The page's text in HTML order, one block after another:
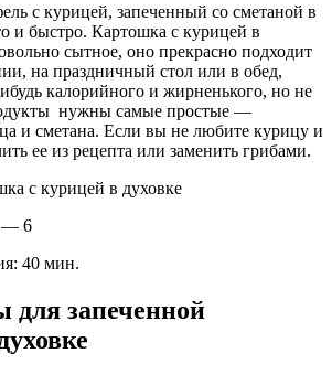
с курицей, запеченный со сметаной в
и быстро. Картошка с курицей в
сытное, оно прекрасно подходит
на праздничный стол или в обед,
калорийного и жирненького, но не
нужны самые простые —
и сметана. Если вы не любите курицу и
ее из рецепта или заменить грибами.
— 6
40 мин.
для запеченной